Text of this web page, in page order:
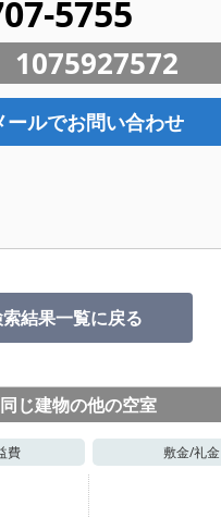
5755
1075927572
ールでお問い合わせ
結果一覧に戻る
同じ建物の他の空室
費 敷金/礼金